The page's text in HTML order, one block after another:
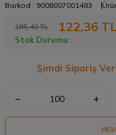
Barkod : 9008007001483
185,40TL 122,36 TL
Stok Durumu :
Şimdi Sipariş